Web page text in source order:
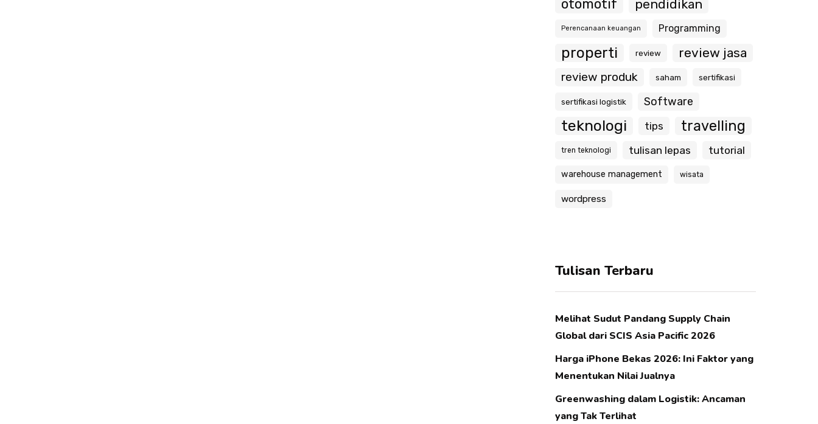
otomotif pendidikan
Perencanaan keuangan Programming
properti review review jasa
review produk saham sertifikasi
sertifikasi logistik Software
teknologi tips travelling
tren teknologi tulisan lepas tutorial
warehouse management wisata
wordpress
Tulisan Terbaru
Melihat Sudut Pandang Supply Chain
Global dari SCIS Asia Pacific 2026
Harga iPhone Bekas 2026: Ini Faktor yang
Menentukan Nilai Jualnya
Greenwashing dalam Logistik: Ancaman
yang Tak Terlihat